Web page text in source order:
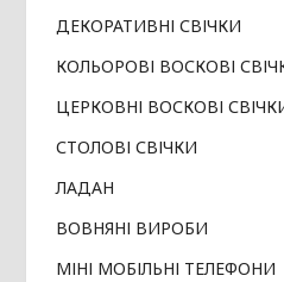
ДЕКОРАТИВНІ СВІЧКИ
КОЛЬОРОВІ ВОСКОВІ
ЦЕРКОВНІ ВОСКОВІ
СТОЛОВІ СВІЧКИ
ЛАДАН
ВОВНЯНІ ВИРОБИ
МІНІ МОБІЛЬНІ ТЕЛЕФОНИ